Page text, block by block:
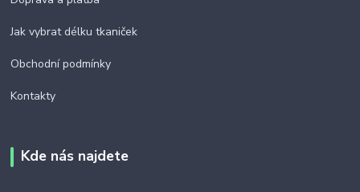
Jak vybrat délku tkaniček
Obchodní podmínky
Kontakty
Kde nás najdete